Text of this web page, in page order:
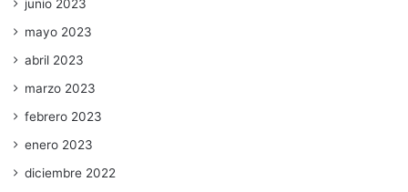
junio 2023
mayo 2023
abril 2023
marzo 2023
febrero 2023
enero 2023
diciembre 2022